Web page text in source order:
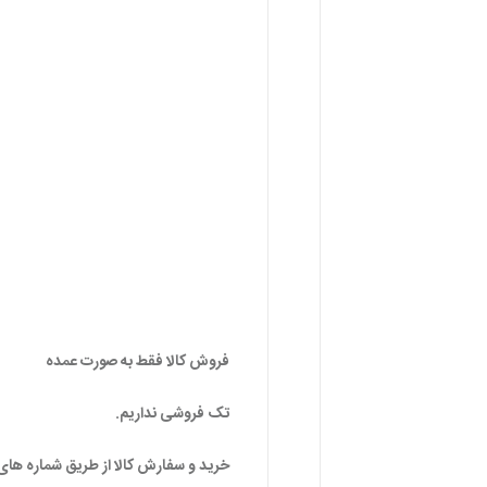
فروش کالا فقط به صورت عمده
تک فروشی نداریم.
خرید و سفارش کالا از طریق شماره